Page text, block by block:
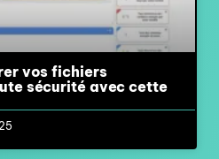
vos fichiers
sécurité avec cette